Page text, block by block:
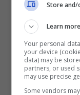
osservatori
che
ottenutola
team Prima
Questo vuol
Store and/
Learn more
Your personal
your device
data) may be
partners, or used
may use precise
Some vendors